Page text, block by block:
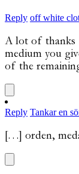
Reply off white
A lot of thanks
medium you
of the
Reply Tankar en
[…] orden,